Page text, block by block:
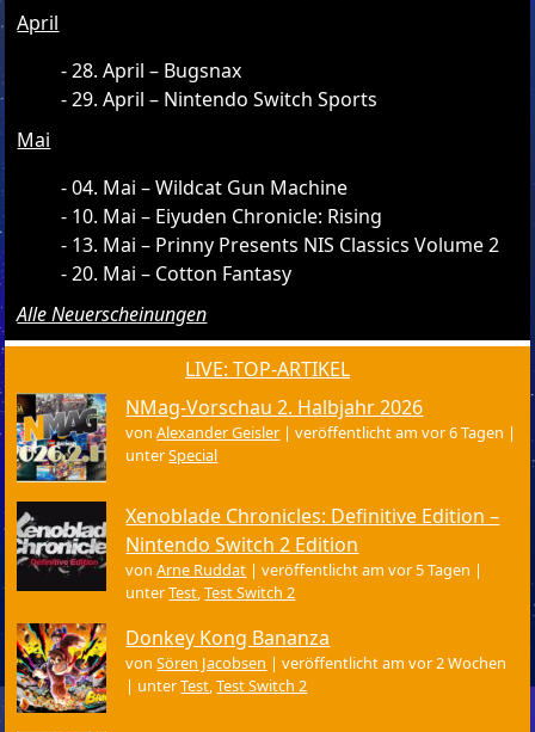
April
28. April – Bugsnax
29. April – Nintendo Switch Sports
Mai
04. Mai – Wildcat Gun Machine
10. Mai – Eiyuden Chronicle: Rising
13. Mai – Prinny Presents NIS Classics Volume 2
20. Mai – Cotton Fantasy
Alle Neuerscheinungen
LIVE: TOP-ARTIKEL
NMag-Vorschau 2. Halbjahr 2026
vonAlexander Geisler |veröffentlicht am vor 6 Tagen |
unterSpecial
Xenoblade Chronicles: Definitive Edition –
Nintendo Switch 2 Edition
vonArne Ruddat |veröffentlicht am vor 5 Tagen |
unterTest,Test Switch 2
Donkey Kong Bananza
vonSören Jacobsen |veröffentlicht am vor 2 Wochen
| unterTest,Test Switch 2